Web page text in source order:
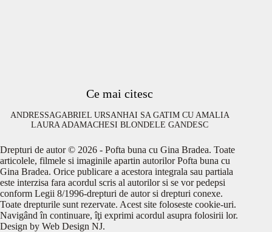
Ce mai citesc
ANDRESSAGABRIEL URSANHAI SA GATIM CU AMALIA
LAURA ADAMACHESI BLONDELE GANDESC
Drepturi de autor © 2026 - Pofta buna cu Gina Bradea. Toate
articolele, filmele si imaginile apartin autorilor Pofta buna cu
Gina Bradea. Orice publicare a acestora integrala sau partiala
este interzisa fara acordul scris al autorilor si se vor pedepsi
conform Legii 8/1996-drepturi de autor si drepturi conexe.
Toate drepturile sunt rezervate. Acest site foloseste cookie-uri.
Navigând în continuare, îţi exprimi acordul asupra folosirii lor.
Design by Web Design NJ.